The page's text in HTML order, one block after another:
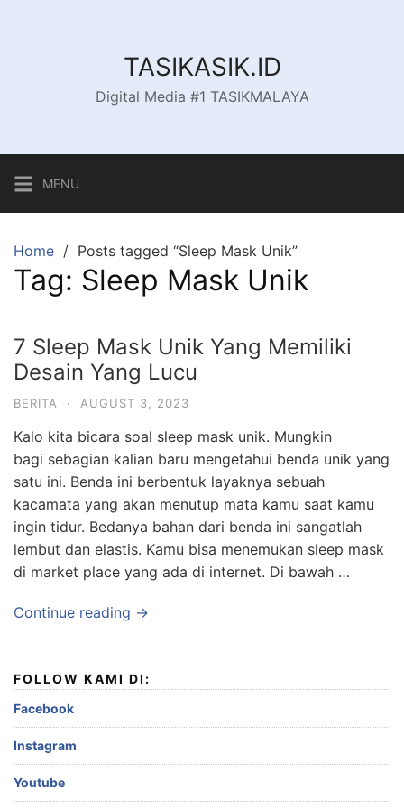
TASIKASIK.ID
Digital Media #1 TASIKMALAYA
MENU
Home Posts tagged “Sleep Mask Unik”
Tag: Sleep Mask Unik
7 Sleep Mask Unik Yang Memiliki
Desain Yang Lucu
BERITA · AUGUST 3, 2023
Kalo kita bicara soal sleep mask unik. Mungkin
bagi sebagian kalian baru mengetahui benda unik yang
satu ini. Benda ini berbentuk layaknya sebuah
kacamata yang akan menutup mata kamu saat kamu
ingin tidur. Bedanya bahan dari benda ini sangatlah
lembut dan elastis. Kamu bisa menemukan sleep mask
di market place yang ada di internet. Di bawah …
Continue reading →
FOLLOW KAMI DI:
Facebook
Instagram
Youtube